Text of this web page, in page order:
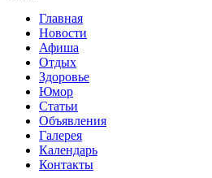
Главная
Новости
Афиша
Отдых
Здоровье
Юмор
Статьи
Объявления
Галерея
Календарь
Контакты